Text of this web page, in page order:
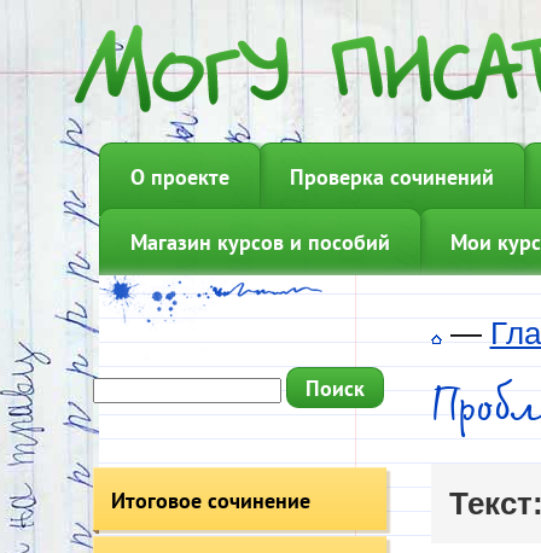
О проекте Проверка сочинений
Магазин курсов и пособий Мои
Итоговое сочинение
—